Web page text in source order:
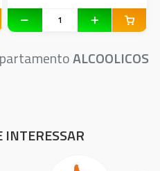
ALCOOLICOS
INTERESSAR